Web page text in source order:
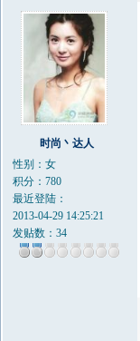
时尚丶达人
性别：女
积分：780
最近登陆：
2013-04-29 14:25:21
发贴数：34